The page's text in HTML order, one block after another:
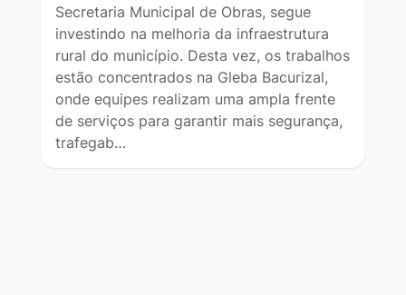
Secretaria Municipal de Obras, segue
investindo na melhoria da infraestrutura
rural do município. Desta vez, os trabalhos
estão concentrados na Gleba Bacurizal,
onde equipes realizam uma ampla frente
de serviços para garantir mais segurança,
trafegab…